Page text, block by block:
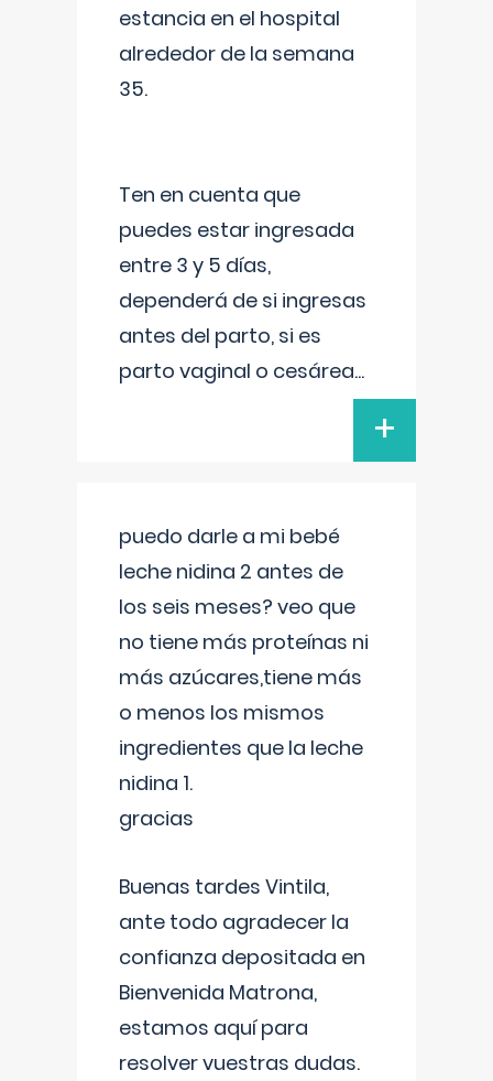
estancia en el hospital
alrededor de la semana
35.
Ten en cuenta que
puedes estar ingresada
entre 3 y 5 días,
dependerá de si ingresas
antes del parto, si es
parto vaginal o cesárea...
+
puedo darle a mi bebé
leche nidina 2 antes de
los seis meses? veo que
no tiene más proteínas ni
más azúcares,tiene más
o menos los mismos
ingredientes que la leche
nidina 1.
gracias
Buenas tardes Vintila,
ante todo agradecer la
confianza depositada en
Bienvenida Matrona,
estamos aquí para
resolver vuestras dudas.